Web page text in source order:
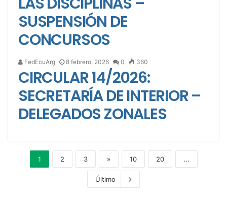
SUSPENSIÓN DE
CONCURSOS
FedEcuArg 8 febrero, 2026 0 360
CIRCULAR 14/2026:
SECRETARÍA DE INTERIOR –
DELEGADOS ZONALES
1 2 3 » 10 20 ...
Último